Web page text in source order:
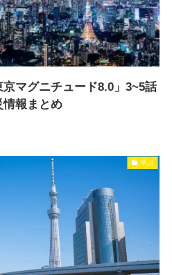
マグニチュード8.0」3~5話
情報まとめ
学ぶ